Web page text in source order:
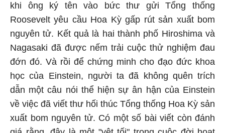
khi ông ký tên vào bức thư gửi Tổng thống
Roosevelt yêu cầu Hoa Kỳ gấp rút sản xuất bom
nguyên tử. Kết quả là hai thành phố Hiroshima và
Nagasaki đã được nếm trải cuộc thử nghiệm đau
đớn đó. Và rồi để chứng minh cho đạo đức khoa
học của Einstein, người ta đã không quên trích
dẫn một câu nói thể hiện sự ân hận của Einstein
về việc đã viết thư hối thúc Tổng thống Hoa Kỳ sản
xuất bom nguyên tử. Có một số bài viết còn đánh